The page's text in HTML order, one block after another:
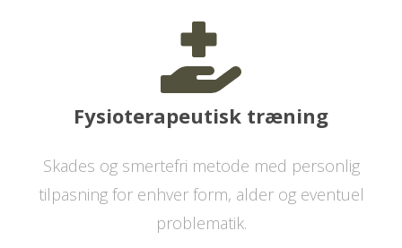
Fysioterapeutisk træning
Skades og smertefri metode med personlig
tilpasning for enhver form, alder og eventuel
problematik.